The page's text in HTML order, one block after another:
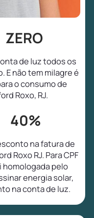
ZERO
de luz todos os
E não tem milagre é
o consumo de
Roxo, RJ.
40%
na fatura de
Roxo RJ. Para CPF
homologada pelo
energia solar,
na conta de luz.